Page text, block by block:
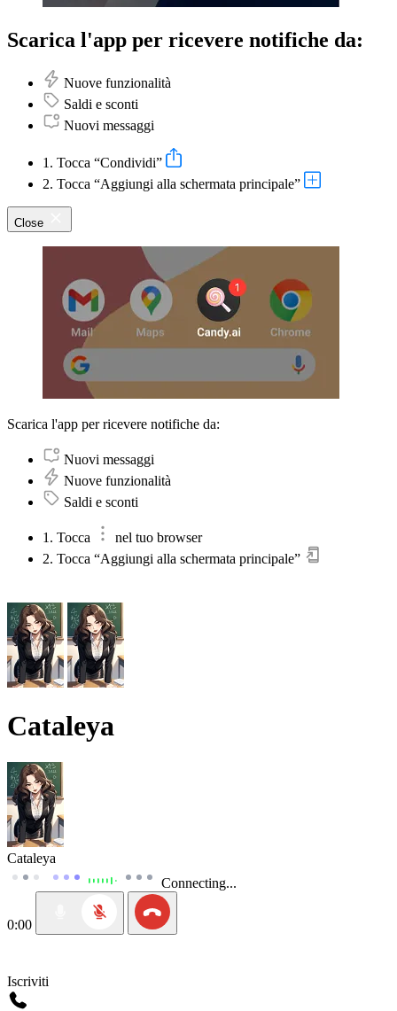
Scarica l'app per ricevere notifiche da:
Nuove funzionalità
Saldi e sconti
Nuovi messaggi
1. Tocca “Condividi”
2. Tocca “Aggiungi alla schermata principale”
Close
Scarica l'app per ricevere notifiche da:
Nuovi messaggi
Nuove funzionalità
Saldi e sconti
1. Tocca
nel tuo browser
2. Tocca “Aggiungi alla schermata principale”
Cataleya
Cataleya
Connecting...
0:00
Iscriviti